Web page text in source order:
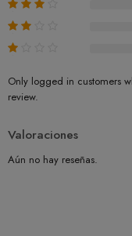
Only logged in customers
review.
Valoraciones
Aún no hay reseñas.